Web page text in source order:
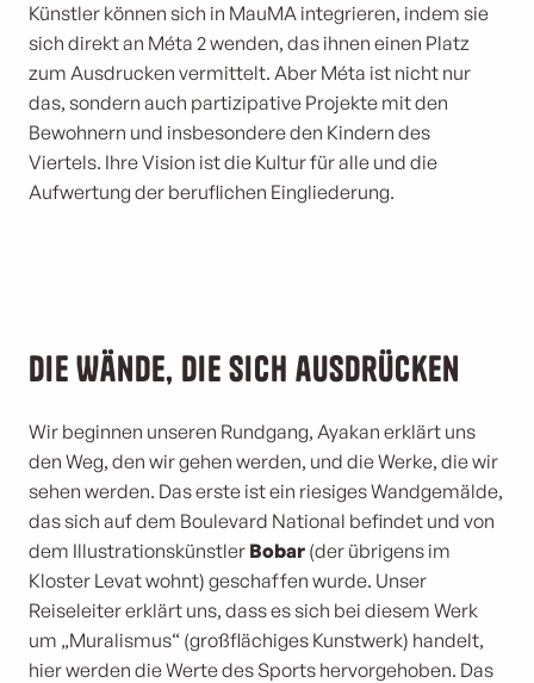
Künstler können sich in MauMA integrieren, indem sie
sich direkt an Méta 2 wenden, das ihnen einen Platz
zum Ausdrucken vermittelt. Aber Méta ist nicht nur
das, sondern auch partizipative Projekte mit den
Bewohnern und insbesondere den Kindern des
Viertels. Ihre Vision ist die Kultur für alle und die
Aufwertung der beruflichen Eingliederung.
Die Wände, die sich ausdrücken
Wir beginnen unseren Rundgang, Ayakan erklärt uns
den Weg, den wir gehen werden, und die Werke, die wir
sehen werden. Das erste ist ein riesiges Wandgemälde,
das sich auf dem Boulevard National befindet und von
dem Illustrationskünstler Bobar (der übrigens im
Kloster Levat wohnt) geschaffen wurde. Unser
Reiseleiter erklärt uns, dass es sich bei diesem Werk
um „Muralismus“ (großflächiges Kunstwerk) handelt,
hier werden die Werte des Sports hervorgehoben. Das